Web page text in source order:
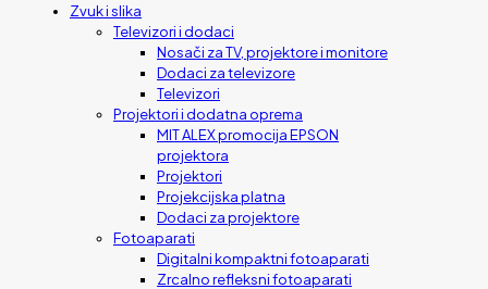
Zvuk i slika
Televizori i dodaci
Nosači za TV, projektore i monitore
Dodaci za televizore
Televizori
Projektori i dodatna oprema
MIT ALEX promocija EPSON
projektora
Projektori
Projekcijska platna
Dodaci za projektore
Fotoaparati
Digitalni kompaktni fotoaparati
Zrcalno refleksni fotoaparati